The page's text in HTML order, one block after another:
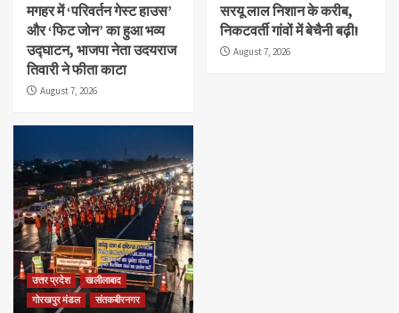
मगहर में ‘परिवर्तन गेस्ट हाउस’
और ‘फिट जोन’ का हुआ भव्य
उद्घाटन, भाजपा नेता उदयराज
तिवारी ने फीता काटा
August 7, 2026
सरयू लाल निशान के करीब,
निकटवर्ती गांवों में बेचैनी बढ़ी!
August 7, 2026
उत्तर प्रदेश
खलीलाबाद
गोरखपुर मंडल
संतकबीरनगर